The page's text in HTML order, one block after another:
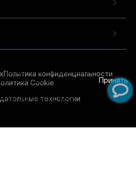
Политика конфиденциальности
Cookie
технологии
Продолжая использовать
с использованием
дополнительной
Принять